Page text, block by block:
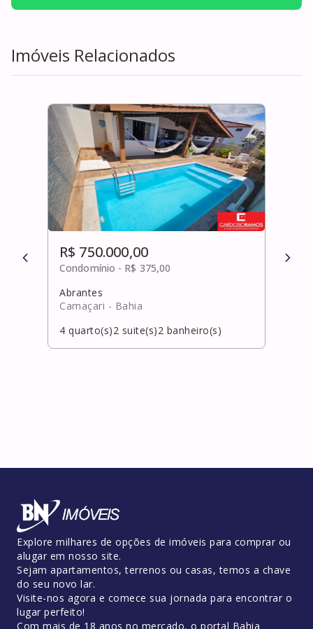
Imóveis Relacionados
R$ 750.000,00
Condomínio - R$ 375,00
Abrantes
Camaçari - Bahia
4 quarto(s)2 suite(s)2 banheiro(s)
R$
Explore milhares de opções de imóveis para comprar ou
alugar em nosso site.
Sejam apartamentos, terrenos ou casas, temos a chave
do seu novo lar.
Visite-nos agora e comece sua jornada para encontrar o
lugar perfeito!
Com mais de 18 anos no mercado, o portal Bahia